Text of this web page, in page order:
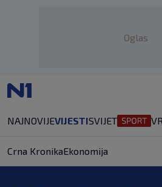
Oglas
NAJNOVIJEVIJESTISVIJET
Crna KronikaEkonomija